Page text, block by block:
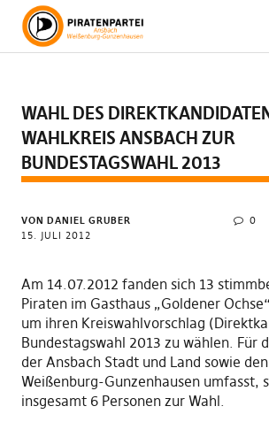
WAHL DES
WAHLKREIS ANSBACH ZUR
BUNDESTAGSWAHL 2013
VON DANIEL GRUBER
15. JULI 2012
0
Am 14.07.2012 fanden sich 13
Piraten im Gasthaus „Goldener
um ihren Kreiswahlvorschlag
Bundestagswahl 2013 zu wählen. Für
der Ansbach Stadt und Land sowie
Weißenburg-Gunzenhausen umfasst,
insgesamt 6 Personen zur Wahl.